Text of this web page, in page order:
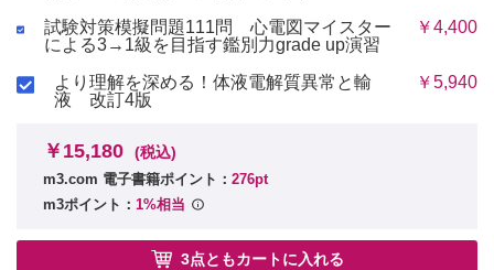
試験対策模擬問題111問 心電図マイスター
による3→1級を目指す鑑別力grade up演習
￥4,400
より理解を深める！体液電解質異常と輸
液 改訂4版
￥5,940
￥15,180 (税込)
m3.com 電子書籍ポイント： 276pt
m3ポイント： 1%相当
3点ともカートに入れる